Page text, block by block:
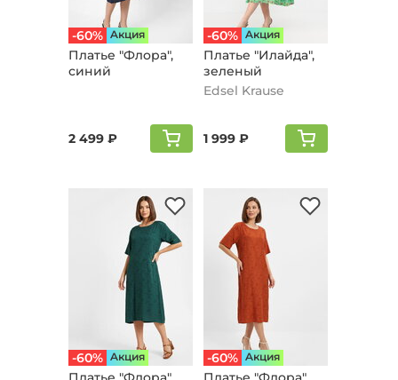
-60% Aкция
Платье "Флoра",
синий
2 499 ₽
-60% Aкция
Платье "Илайда",
зеленый
Edsel Krause
1 999 ₽
-60% Aкция -60% Aкция